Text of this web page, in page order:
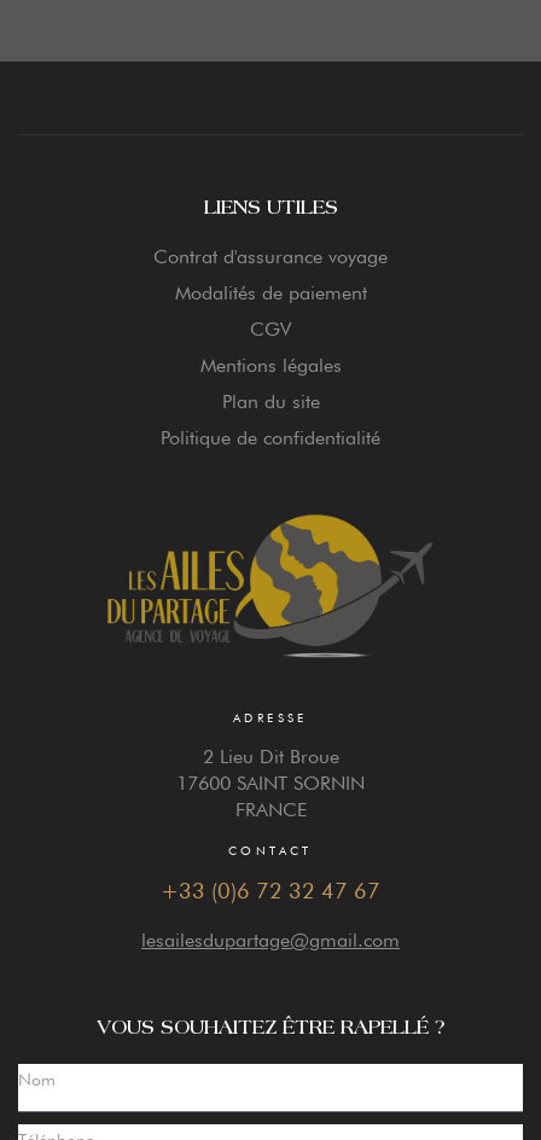
LIENS UTILES
Contrat d'assurance voyage
Modalités de paiement
CGV
Mentions légales
Plan du site
Politique de confidentialité
ADRESSE
2 Lieu Dit Broue
17600 SAINT SORNIN
FRANCE
CONTACT
+33 (0)6 72 32 47 67
lesailesdupartage@gmail.com
VOUS SOUHAITEZ ÊTRE RAPELLÉ ?